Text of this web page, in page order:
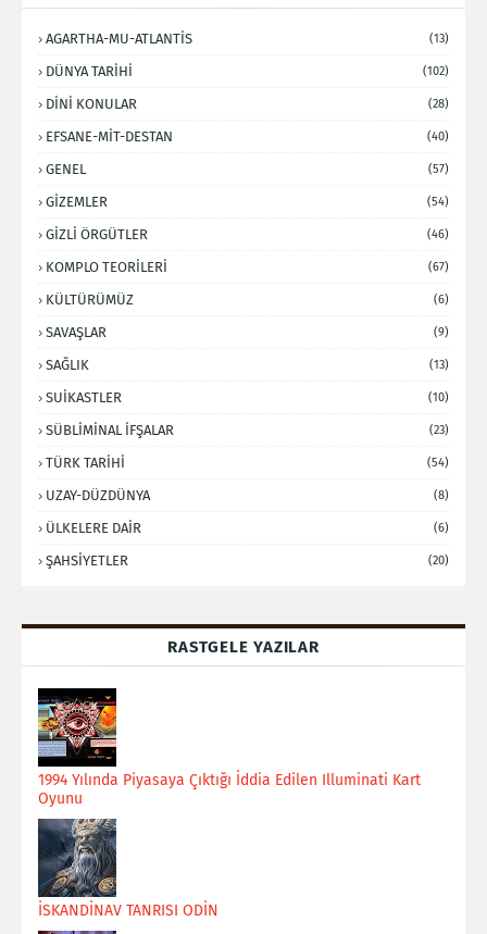
AGARTHA-MU-ATLANTİS (13)
DÜNYA TARİHİ (102)
DİNİ KONULAR (28)
EFSANE-MİT-DESTAN (40)
GENEL (57)
GİZEMLER (54)
GİZLİ ÖRGÜTLER (46)
KOMPLO TEORİLERİ (67)
KÜLTÜRÜMÜZ (6)
SAVAŞLAR (9)
SAĞLIK (13)
SUİKASTLER (10)
SÜBLİMİNAL İFŞALAR (23)
TÜRK TARİHİ (54)
UZAY-DÜZDÜNYA (8)
ÜLKELERE DAİR (6)
ŞAHSİYETLER (20)
RASTGELE YAZILAR
1994 Yılında Piyasaya Çıktığı İddia Edilen Illuminati Kart
Oyunu
İSKANDİNAV TANRISI ODİN